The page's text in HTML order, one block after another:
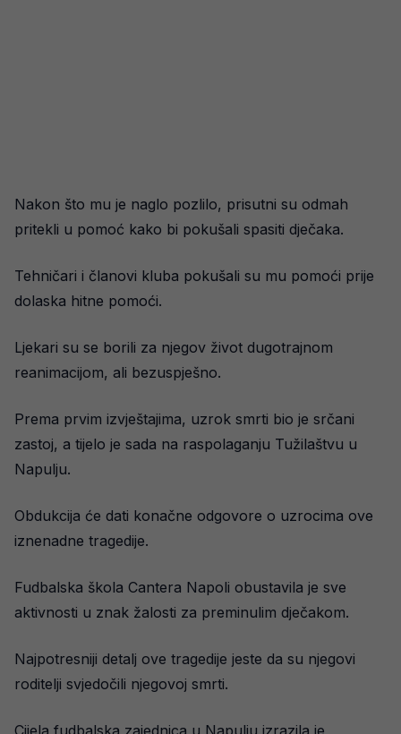
Nakon što mu je naglo pozlilo, prisutni su odmah
pritekli u pomoć kako bi pokušali spasiti dječaka.
Tehničari i članovi kluba pokušali su mu pomoći prije
dolaska hitne pomoći.
Ljekari su se borili za njegov život dugotrajnom
reanimacijom, ali bezuspješno.
Prema prvim izvještajima, uzrok smrti bio je srčani
zastoj, a tijelo je sada na raspolaganju Tužilaštvu u
Napulju.
Obdukcija će dati konačne odgovore o uzrocima ove
iznenadne tragedije.
Fudbalska škola Cantera Napoli obustavila je sve
aktivnosti u znak žalosti za preminulim dječakom.
Najpotresniji detalj ove tragedije jeste da su njegovi
roditelji svjedočili njegovoj smrti.
Cijela fudbalska zajednica u Napulju izrazila je